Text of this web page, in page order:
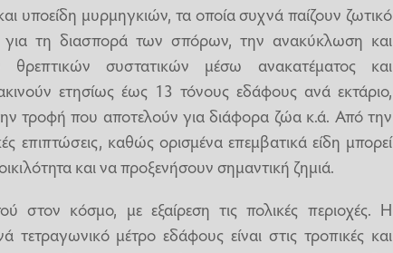
υποείδη μυρμηγκιών, τα οποία συχνά παίζουν ζωτικό
τη διασπορά των σπόρων, την ανακύκλωση και
θρεπτικών συστατικών μέσω ανακατέματος και
ετησίως έως 13 τόνους εδάφους ανά εκτάριο,
τροφή που αποτελούν για διάφορα ζώα κ.ά. Από την
επιπτώσεις, καθώς ορισμένα επεμβατικά είδη μπορεί
και να προξενήσουν σημαντική ζημιά.
στον κόσμο, με εξαίρεση τις πολικές περιοχές. Η
μέτρο εδάφους είναι στις τροπικές και